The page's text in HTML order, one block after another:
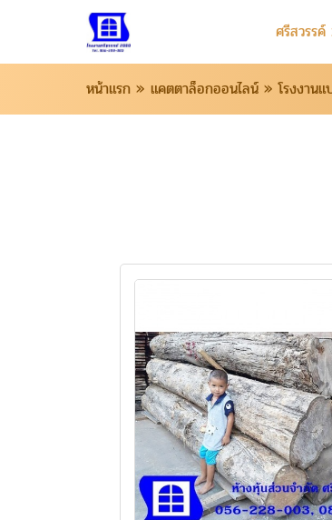
ศรีสวรร
หน้าแรก » แคตตาล็อกออนไลน์ »โรงงาน